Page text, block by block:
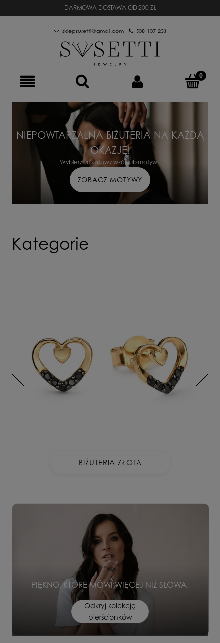
DARMOWA DOSTAWA OD 200 ZŁ
sklepsusetti@gmail.com 508-107-233
NIEPOWTARZALNA BIŻUTERIA NA KAŻDĄ
OKAZJĘ!
Wybierz unikatowy wzór lub motyw!
ZOBACZ MOTYWY
Kategorie
BIŻUTERIA ZŁOTA
PIĘKNO, KTÓRE MÓWI WIĘCEJ NIŻ SŁOWA.
Odkryj kolekcję
pierścionków